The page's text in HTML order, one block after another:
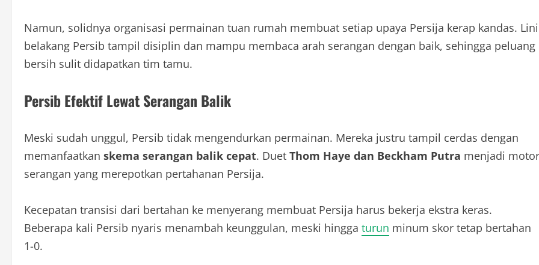
Namun, solidnya organisasi permainan tuan rumah membuat setiap upaya Persija kerap kandas. Lini
belakang Persib tampil disiplin dan mampu membaca arah serangan dengan baik, sehingga peluang
bersih sulit didapatkan tim tamu.
Persib Efektif Lewat Serangan Balik
Meski sudah unggul, Persib tidak mengendurkan permainan. Mereka justru tampil cerdas dengan
memanfaatkan skema serangan balik cepat. Duet Thom Haye dan Beckham Putra menjadi motor
serangan yang merepotkan pertahanan Persija.
Kecepatan transisi dari bertahan ke menyerang membuat Persija harus bekerja ekstra keras.
Beberapa kali Persib nyaris menambah keunggulan, meski hingga turun minum skor tetap bertahan
1-0.